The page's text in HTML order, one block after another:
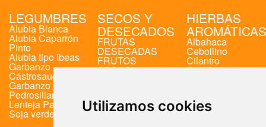
Utilizamos cookies
LEGUMBRES
Alubia Blanca
Alubia Caparrón
Pinto
Alubia tipo Ibeas
Garbanzo
Castrosauco
Garbanzo
Pedrosillano
Lenteja Pardina
Soja verde
SECOS Y
DESECADOS
FRUTAS
DESECADAS
FRUTOS
SECOS
HIERBAS
AROMÁTICAS
Albahaca
Cebollino
Cilantro
Eneldo
Romero